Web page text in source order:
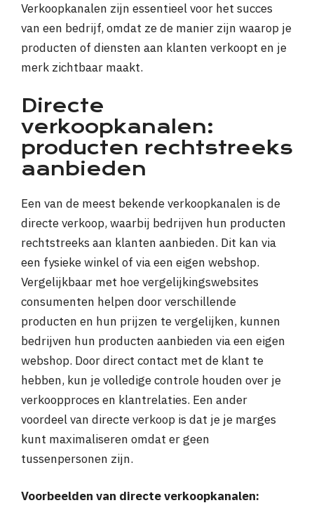
Verkoopkanalen zijn essentieel voor het succes
van een bedrijf, omdat ze de manier zijn waarop je
producten of diensten aan klanten verkoopt en je
merk zichtbaar maakt.
Directe
verkoopkanalen:
producten rechtstreeks
aanbieden
Een van de meest bekende verkoopkanalen is de
directe verkoop, waarbij bedrijven hun producten
rechtstreeks aan klanten aanbieden. Dit kan via
een fysieke winkel of via een eigen webshop.
Vergelijkbaar met hoe vergelijkingswebsites
consumenten helpen door verschillende
producten en hun prijzen te vergelijken, kunnen
bedrijven hun producten aanbieden via een eigen
webshop. Door direct contact met de klant te
hebben, kun je volledige controle houden over je
verkoopproces en klantrelaties. Een ander
voordeel van directe verkoop is dat je je marges
kunt maximaliseren omdat er geen
tussenpersonen zijn.
Voorbeelden van directe verkoopkanalen: